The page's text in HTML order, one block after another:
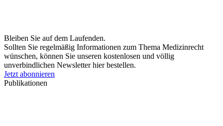
Bleiben Sie auf dem Laufenden.
Sollten Sie regelmäßig Informationen zum Thema Medizinrecht
wünschen, können Sie unseren kostenlosen und völlig
unverbindlichen Newsletter hier bestellen.
Jetzt abonnieren
Publikationen